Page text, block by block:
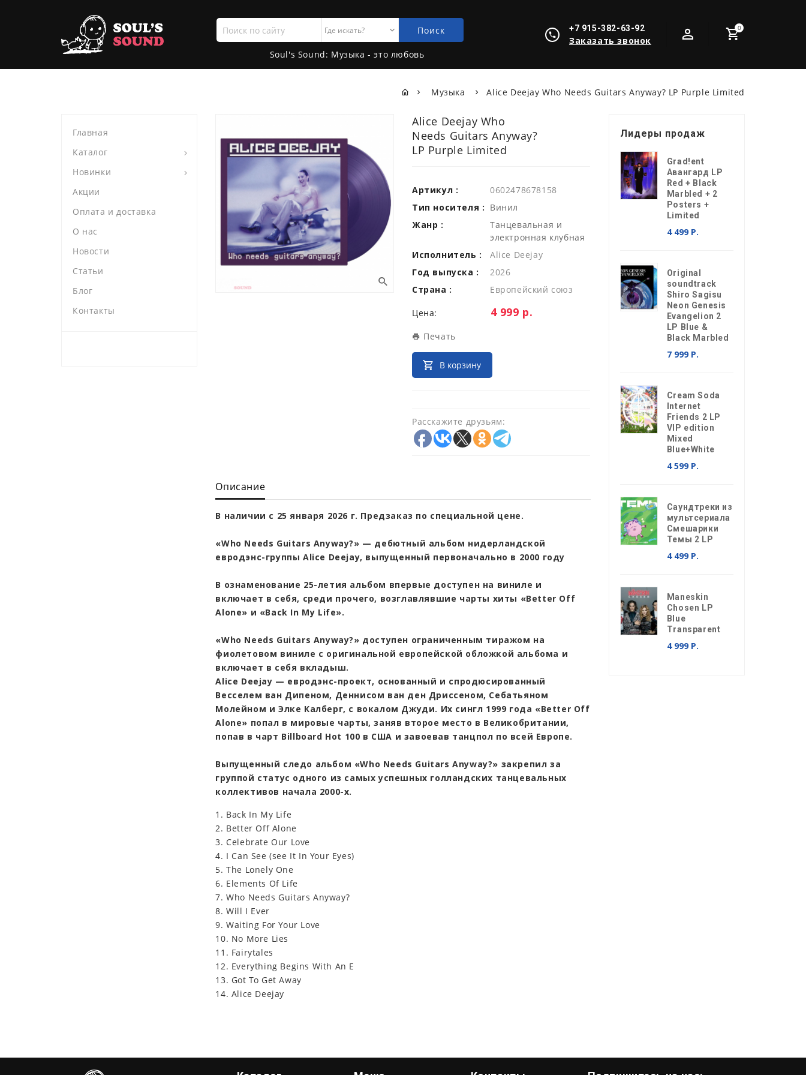
0
+7 915-382-63-92
Заказать звонок
Поиск
по
сайту
Поиск
Soul's Sound: Музыка - это любовь
Музыка Alice Deejay Who Needs Guitars Anyway? LP Purple Limited
Главная
Каталог
Новинки
Акции
Оплата и доставка
О нас
Новости
Статьи
Блог
Контакты
Alice Deejay Who
Needs Guitars Anyway?
LP Purple Limited
Артикул :
0602478678158
Тип носителя : Винил
Жанр :
Танцевальная и
электронная клубная
Исполнитель :
Alice Deejay
Год выпуска :
2026
Страна :
Европейский союз
Цена: Цена:
4 999 р.
Печать
В корзину
Расскажите друзьям:
Описание
В наличии с 25 января 2026 г. Предзаказ по специальной цене.
«Who Needs Guitars Anyway?» — дебютный альбом нидерландской
евродэнс-группы Alice Deejay, выпущенный первоначально в 2000 году
В ознаменование 25-летия альбом впервые доступен на виниле и
включает в себя, среди прочего, возглавлявшие чарты хиты «Better Off
Alone» и «Back In My Life».
«Who Needs Guitars Anyway?» доступен ограниченным тиражом на
фиолетовом виниле с оригинальной европейской обложкой альбома и
включает в себя вкладыш.
Alice Deejay — евродэнс-проект, основанный и спродюсированный
Весселем ван Дипеном, Деннисом ван ден Дриссеном, Себатьяном
Молейном и Элке Калберг, с вокалом Джуди. Их сингл 1999 года «Better Off
Alone» попал в мировые чарты, заняв второе место в Великобритании,
попав в чарт Billboard Hot 100 в США и завоевав танцпол по всей Европе.
Выпущенный следо альбом «Who Needs Guitars Anyway?» закрепил за
группой статус одного из самых успешных голландских танцевальных
коллективов начала 2000-х.
1. Back In My Life
2. Better Off Alone
3. Celebrate Our Love
4. I Can See (see It In Your Eyes)
5. The Lonely One
6. Elements Of Life
7. Who Needs Guitars Anyway?
8. Will I Ever
9. Waiting For Your Love
10. No More Lies
11. Fairytales
12. Everything Begins With An E
13. Got To Get Away
14. Alice Deejay
Лидеры продаж
Grad!ent
Авангард LP
Red + Black
Marbled + 2
Posters +
Limited
4 499 Р.
Original
soundtrack
Shiro Sagisu
Neon Genesis
Evangelion 2
LP Blue &
Black Marbled
7 999 Р.
Cream Soda
Internet
Friends 2 LP
VIP edition
Mixed
Blue+White
4 599 Р.
Саундтреки из
мультсериала
Смешарики
Темы 2 LP
4 499 Р.
Maneskin
Chosen LP
Blue
Transparent
4 999 Р.